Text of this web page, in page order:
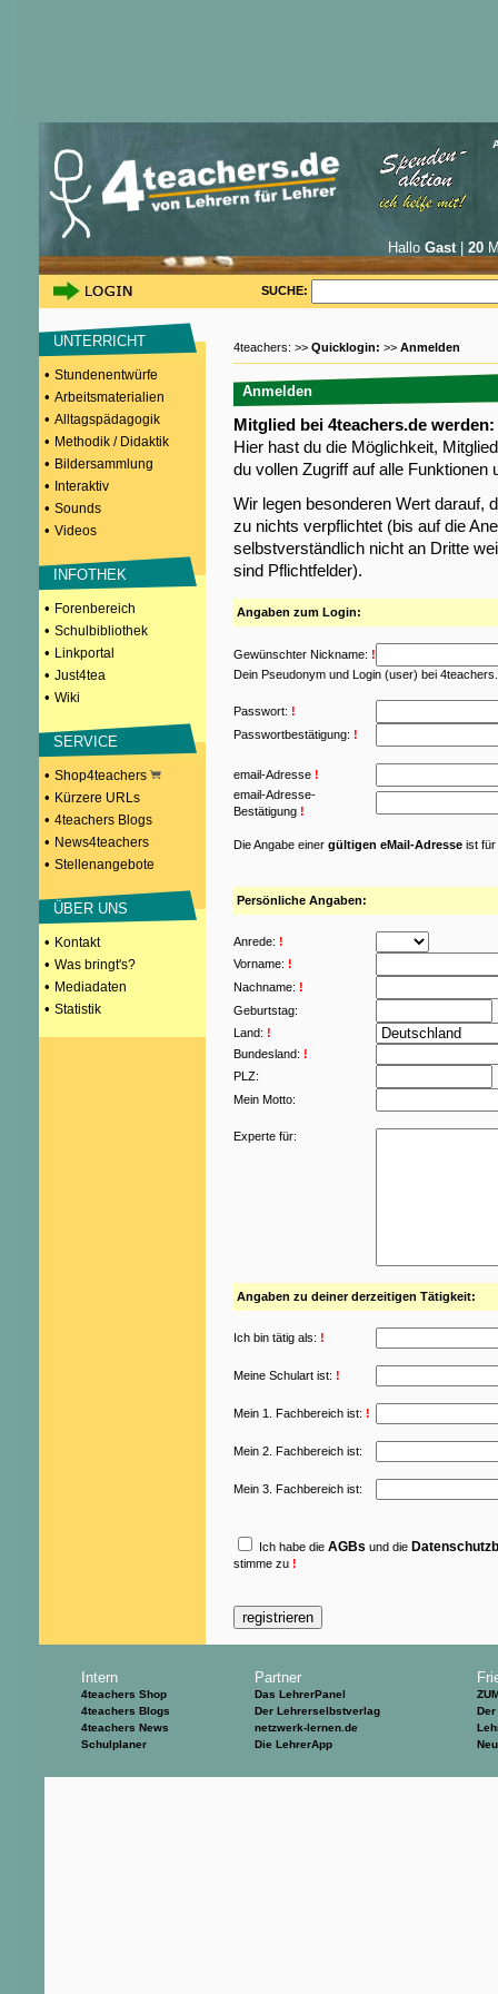
Hallo Gast| 20
SUCHE:
UNTERRICHT
• Stundenentwürfe
• Arbeitsmaterialien
• Alltagspädagogik
• Methodik / Didaktik
• Bildersammlung
• Interaktiv
• Sounds
• Videos
INFOTHEK
• Forenbereich
• Schulbibliothek
• Linkportal
• Just4tea
• Wiki
SERVICE
• Shop4teachers
• Kürzere URLs
• 4teachers Blogs
• News4teachers
• Stellenangebote
ÜBER UNS
• Kontakt
• Was bringt's?
• Mediadaten
• Statistik
4teachers: >> Quicklogin: >> Anmelden
Anmelden
Mitglied bei 4teachers.de werden:
Hier hast du die Möglichkeit,
du vollen Zugriff auf alle Funktionen
Wir legen besonderen Wert darauf,
zu nichts verpflichtet (bis auf die
selbstverständlich nicht an Dritte
sind Pflichtfelder).
Angaben zum Login:
Gewünschter Nickname: !
Dein Pseudonym und Login (user) bei
Passwort: !
Passwortbestätigung: !
email-Adresse !
email-Adresse-
Bestätigung !
Die Angabe einer gültigen eMail-Adresse ist für
Persönliche Angaben:
Anrede: !
Vorname: !
Nachname: !
Geburtstag:
Land: !
Bundesland: !
PLZ:
Mein Motto:
Experte für:
Angaben zu deiner derzeitigen Tätigkeit:
Ich bin tätig als: !
Meine Schulart ist: !
Mein 1. Fachbereich ist: !
Mein 2. Fachbereich ist:
Mein 3. Fachbereich ist:
Ich habe die AGBs und die
stimme zu !
Intern
4teachers Shop
4teachers Blogs
4teachers News
Schulplaner
Partner
Das LehrerPanel
Der Lehrerselbstverlag
netzwerk-lernen.de
Die LehrerApp